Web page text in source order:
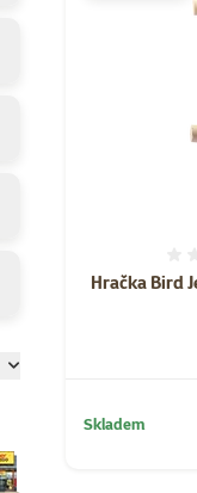
Hračka Bird
Skladem